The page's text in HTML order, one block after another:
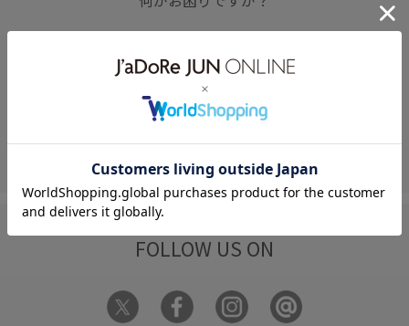
FAQ
お問い合わせ
フォーム
FOLLOW US ON